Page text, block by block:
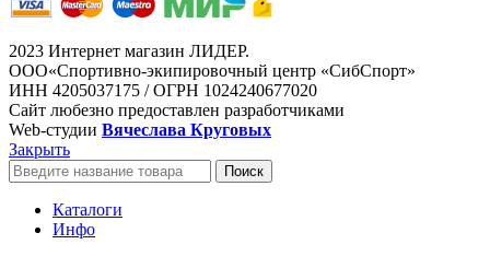
2023 Интернет магазин ЛИДЕР.
ООО«Спортивно-экипировочный центр «СибСпорт»
ИНН 4205037175 / ОГРН 1024240677020
Сайт любезно предоставлен разработчиками
Web-студии Вячеслава Круговых
Закрыть
Поиск
Каталоги
Инфо